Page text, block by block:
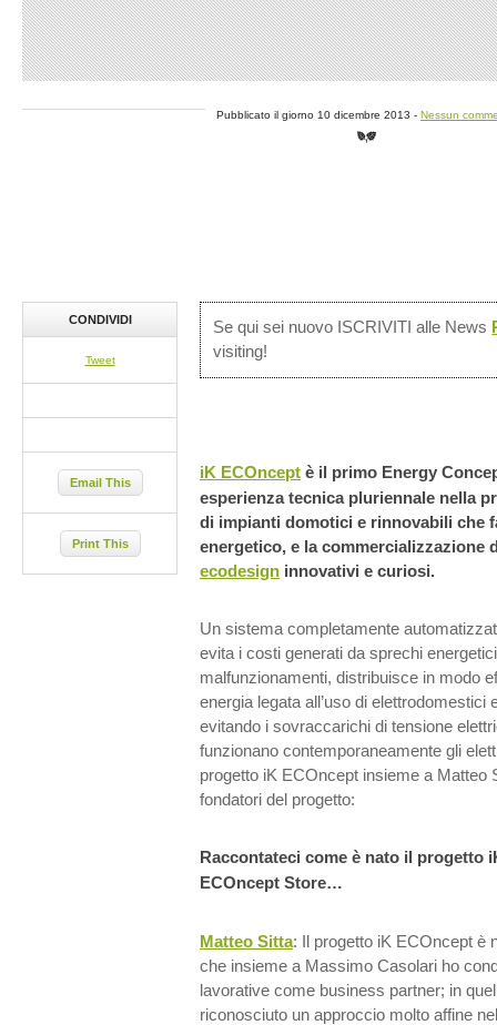
Pubblicato il giorno 10 dicembre 2013 - Nessun
Se qui sei nuovo ISCRIVITI alle News
visiting!
iK ECOncept è il primo Energy
esperienza tecnica pluriennale nella
di impianti domotici e rinnovabili che
energetico, e la commercializzazione
ecodesign innovativi e curiosi.
Un sistema completamente
evita i costi generati da sprechi
malfunzionamenti, distribuisce in modo
energia legata all’uso di elettrodomestici
evitando i sovraccarichi di tensione
funzionano contemporaneamente gli
progetto iK ECOncept insieme a Matteo
fondatori del progetto:
Raccontateci come è nato il progetto
ECOncept Store…
Matteo Sitta: Il progetto iK ECOncept è
che insieme a Massimo Casolari ho
lavorative come business partner; in
riconosciuto un approccio molto affine
CONDIVIDI
Tweet
Email This
Print This